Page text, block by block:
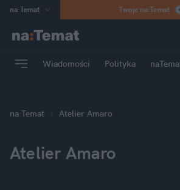
na:Temat
Poland
mama
Rozrywka
Twoje na:Temat
Wiadomości Polityka
na:Temat Atelier Amaro
Atelier Amaro